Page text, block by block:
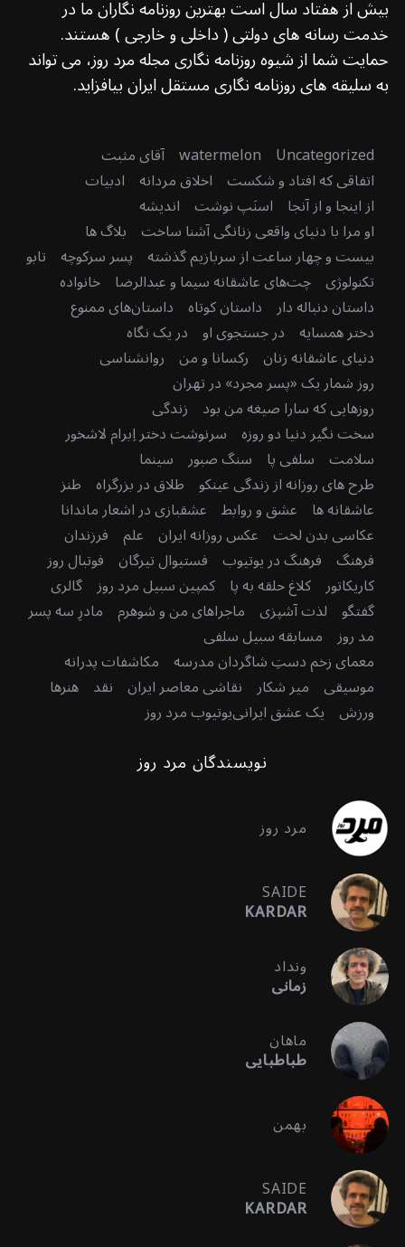
بیش از هفتاد سال است بهترین روزنامه نگاران ما در
خدمت رسانه های دولتی ( داخلی و خارجی ) هستند.
حمایت شما از شیوه روزنامه نگاری مجله مرد روز، می تواند
به سلیقه های روزنامه نگاری مستقل ایران بیافزاید.
Uncategorized
watermelon آقای مثبت
اتفاقی که افتاد و شکست اخلاق مردانه ادبیات
از اینجا و از آنجا اسنَپ نوشت اندیشه
او مرا با دنیای واقعی زنانگی آشنا ساخت بلاگ ها
بیست و چهار ساعت از سربازیم گذشته پسر سرکوچه تابو
تکنولوژی چت‌های عاشقانه سیما و عبدالرضا خانواده
داستان دنباله دار داستان کوتاه داستان‌های ممنوع
دختر همسایه در جستجوی او در یک نگاه
دنیای عاشقانه زنان رکسانا و من روانشناسی
روز شمار یک «پسر مجرد» در تهران
روزهایی که سارا صیغه من بود زندگی
سخت نگیر دنیا دو روزه سرنوشت دختر اِبرام لاشخور
سلامت سلفی پا سنگ صبور سینما
طرح های روزانه از زندگی عینکو طلاق در بزرگراه طنز
عاشقانه ها عشق و روابط عشقبازی در اشعار ماندانا
عکاسی بدن لخت عکس روزانه ایران علم فرزندان
فرهنگ فرهنگ در یوتیوب فستیوال تیرگان فوتبال روز
کاریکاتور کلاغ حلقه به پا کمپین سبیل مرد روز گالری
گفتگو لذت آشپزی ماجراهای من و شوهرم مادرِ سه پسر
مد روز مسابقه سبیل سلفی
معمای زخم دستِ شاگردان مدرسه مکاشفات پدرانه
موسیقی میر شکار نقاشی معاصر ایران نقد هنرها
ورزش یک عشق ایرانییوتیوب مرد روز
نویسندگان مرد روز
مرد روز
SAIDE
KARDAR
ونداد
زمانی
ماهان
طباطبایی
بهمن
SAIDE
KARDAR